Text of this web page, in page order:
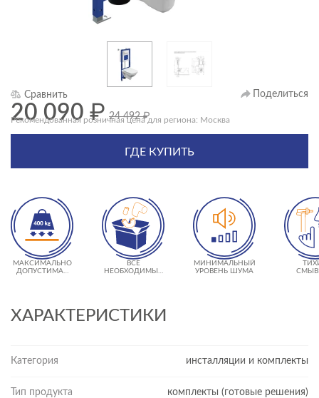
Сравнить Поделиться
20 090₽ 24 492₽
Рекомендованная розничная цена для региона: Москва
ГДЕ КУПИТЬ
МАКСИМАЛЬНО
ДОПУСТИМАЯ
ВСЕ
НЕОБХОДИМЫЕ
МИНИМАЛЬНЫЙ
УРОВЕНЬ ШУМА
ХАРАКТЕРИСТИКИ
Категория инсталляции и комплекты
Тип продукта комплекты (готовые решения)